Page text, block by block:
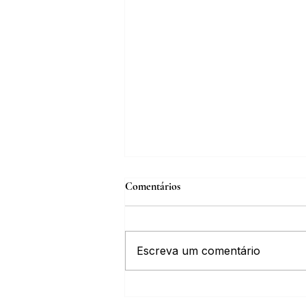
Comentários
Escreva um comentário